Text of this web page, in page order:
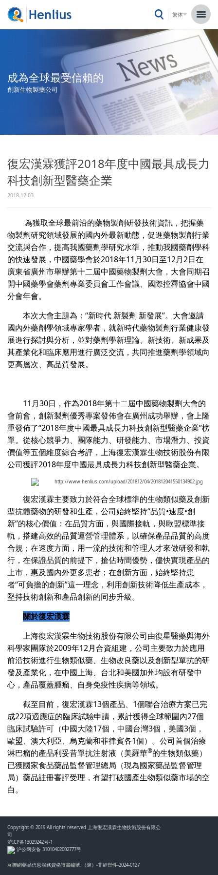
繁体
成為全球最受信賴的
創新生物製藥公司
復宏漢霖獲評2018年度中國最具成長力
科技創新型醫藥企業
2018-12-03
為獲取全球最前沿的藥物製劑研發技術資訊，把握藥
物製劑研究領域發展的國內外最新動態，促進藥物製劑行業
交流與合作，提高我國藥劑學研究水準，推動我國藥劑學科
的快速發展，中國藥學會於2018年11月30日至12月2日在
廣東省廣州市舉辦第十二屆中國藥物製劑大會，大會同期召
開中國藥學會藥劑專業委員會工作會議、國際控釋協會中國
分會年會。
本次大會主題為：“新時代 新製劑 新發展”。大會邀請
國內外藥劑學領域專家學者，就新時代藥物製劑行業健康發
展進行探討與分析，並對藥劑學新理論、新技術、新成果及
其產業化和臨床應用進行廣泛交流，共同推進藥劑學領域向
更高層次、高品質發展。
11月30日，作為2018年第十二屆中國藥物製劑大會的
會前會，創新製劑優秀專案發佈會在廣州成功舉辦，會上隆
重發佈了“2018年度中國最具成長力科技創新型醫藥企業”榜
單。從核心競爭力、團隊能力、研發能力、市場潛力、投資
價值等五個維度綜合考評，上海復宏漢霖生物技術股份有限
公司獲評2018年度中國最具成長力科技創新型醫藥企業。
復宏漢霖主要致力於符合全球標準的生物類似藥及創新
型抗體藥物的研發和生產，公司始終堅持“品質•速度•創
新”的核心價值：在品質方面，與國際接軌，與歐盟標準接
軌，搭建高效的品質運營管理體系，以確保產品品質的高度
合規；在速度方面，用一流的技術和管理人才來做研發和執
行，在保證品質的前提下，搶佔時間優勢，儘快實現產品的
上市，惠及國內外更多患者；在創新方面，始終堅持患
者“可負擔的創新”這一理念，利用創新技術降低生產成本，
堅持技術創新和產品創新的同步升級。
關於復宏漢霖
上海復宏漢霖生物技術股份有限公司由復星醫藥與海外
科學家團隊於2009年12月合資組建，公司主要致力於應用
前沿技術進行生物類似藥、生物改良藥以及創新型單抗的研
發及產業化，在中國上海、台北和美國加州均設有研發中
心，產品覆蓋腫瘤、自身免疫性疾病等領域。
截至目前，復宏漢霖13個產品、1個聯合治療方案已完
成22項適應症的臨床試驗申請，累計獲得全球範圍內27個
臨床試驗許可（中國大陸17個，中國台灣3個，美國3個，
歐盟、澳大利亞、烏克蘭和菲律賓各1個）。公司首個治療
淋巴瘤的產品利妥昔單抗注射液（美羅華®的生物類似藥）
已獲國家食品藥品監督管理總局（現為國家藥品監督管理
局）藥品註冊審評受理，有望打破國產生物類似藥市場的空
白。
Copyright © 2019 All rights reserved 上海復宏漢霖生物技術股份有限公
司
沪ICP备13029242号-1
沪公网安备 31010402002777号
互聯網藥品信息服務資格證書編號:（滬）-非經營性-2024-0127